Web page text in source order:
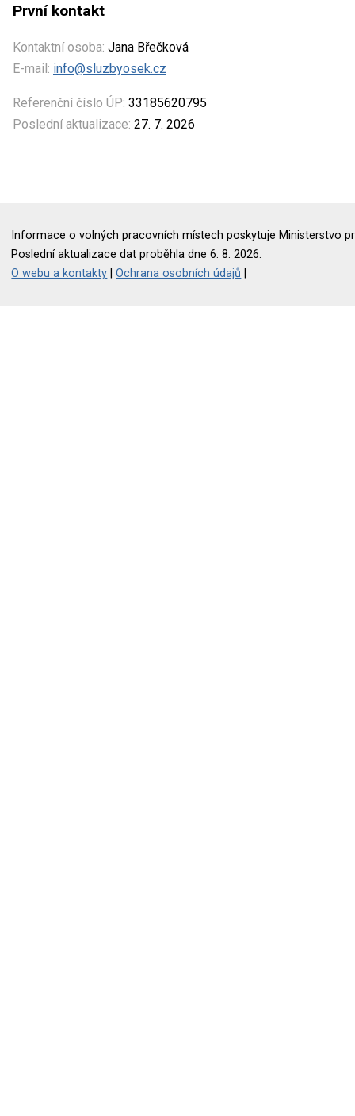
První kontakt
Kontaktní osoba: Jana Břečková
E-mail: info@sluzbyosek.cz
Referenční číslo ÚP: 33185620795
Poslední aktualizace: 27. 7. 2026
Informace o volných pracovních místech poskytuje Ministerstvo
Poslední aktualizace dat proběhla dne 6. 8. 2026.
O webu a kontakty |Ochrana osobních údajů